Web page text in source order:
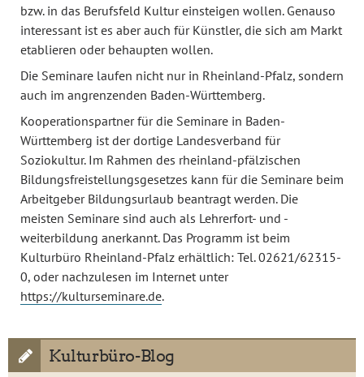
bzw. in das Berufsfeld Kultur einsteigen wollen. Genauso
interessant ist es aber auch für Künstler, die sich am Markt
etablieren oder behaupten wollen.
Die Seminare laufen nicht nur in Rheinland-Pfalz, sondern
auch im angrenzenden Baden-Württemberg.
Kooperationspartner für die Seminare in Baden-
Württemberg ist der dortige Landesverband für
Soziokultur. Im Rahmen des rheinland-pfälzischen
Bildungsfreistellungsgesetzes kann für die Seminare beim
Arbeitgeber Bildungsurlaub beantragt werden. Die
meisten Seminare sind auch als Lehrerfort- und -
weiterbildung anerkannt. Das Programm ist beim
Kulturbüro Rheinland-Pfalz erhältlich: Tel. 02621/62315-
0, oder nachzulesen im Internet unter
https://kulturseminare.de.
Kulturbüro-Blog